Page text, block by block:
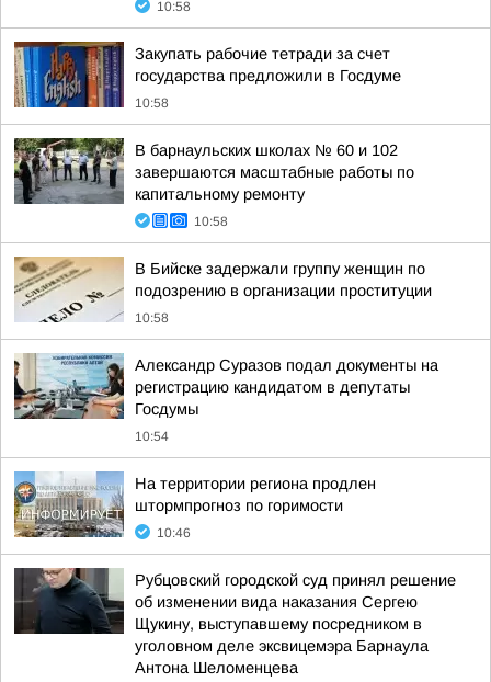
10:58
Закупать рабочие тетради за счет
государства предложили в Госдуме
10:58
В барнаульских школах № 60 и 102
завершаются масштабные работы по
капитальному ремонту
10:58
В Бийске задержали группу женщин по
подозрению в организации проституции
10:58
Александр Суразов подал документы на
регистрацию кандидатом в депутаты
Госдумы
10:54
На территории региона продлен
штормпрогноз по горимости
10:46
Рубцовский городской суд принял решение
об изменении вида наказания Сергею
Щукину, выступавшему посредником в
уголовном деле эксвицемэра Барнаула
Антона Шеломенцева